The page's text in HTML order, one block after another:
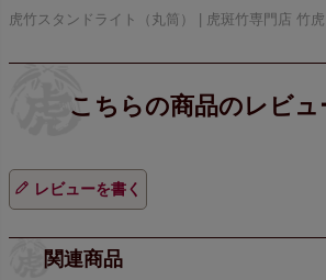
虎竹スタンドライト（丸筒） | 虎斑竹専門店 竹虎
レビューを書く
関連商品